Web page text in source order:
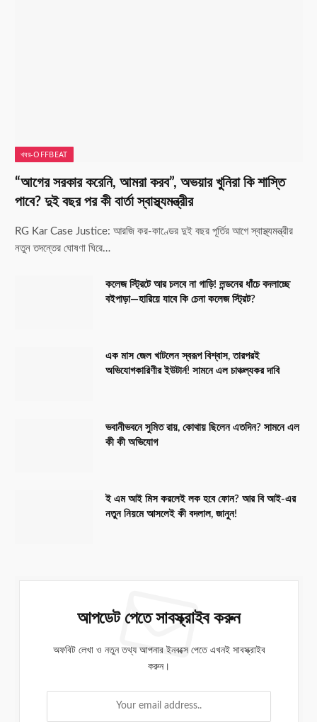
খবর-OFFBEAT
“আগের সরকার করেনি, আমরা করব”, অভয়ার খুনিরা কি শাস্তি
পাবে? দুই বছর পর কী বার্তা স্বাস্থ্যমন্ত্রীর
RG Kar Case Justice: আরজি কর-কাণ্ডের দুই বছর পূর্তির আগে স্বাস্থ্যমন্ত্রীর
নতুন তদন্তের ঘোষণা ঘিরে…
কলেজ স্ট্রিটে আর চলবে না গাড়ি! লন্ডনের ধাঁচে বদলাচ্ছে
বইপাড়া—হারিয়ে যাবে কি চেনা কলেজ স্ট্রিট?
এক মাস জেল খাটলেন স্বরূপ বিশ্বাস, তারপরই
অভিযোগকারিণীর ইউটার্ন! সামনে এল চাঞ্চল্যকর দাবি
ভবানীভবনে সুমিত রায়, কোথায় ছিলেন এতদিন? সামনে এল
কী কী অভিযোগ
ই এম আই মিস করলেই লক হবে ফোন? আর বি আই-এর
নতুন নিয়মে আসলেই কী বদলাল, জানুন!
আপডেট পেতে সাবস্ক্রাইব করুন
অফবিট লেখা ও নতুন তথ্য আপনার ইনবক্সে পেতে এখনই সাবস্ক্রাইব
করুন।